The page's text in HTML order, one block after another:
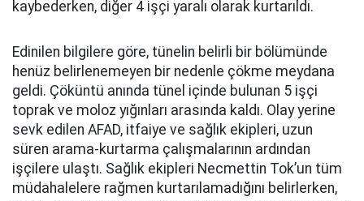
kaybederken, diğer 4 işçi yaralı olarak kurtarıldı.
Edinilen bilgilere göre, tünelin belirli bir bölümünde
henüz belirlenemeyen bir nedenle çökme meydana
geldi. Çöküntü anında tünel içinde bulunan 5 işçi
toprak ve moloz yığınları arasında kaldı. Olay yerine
sevk edilen AFAD, itfaiye ve sağlık ekipleri, uzun
süren arama-kurtarma çalışmalarının ardından
işçilere ulaştı. Sağlık ekipleri Necmettin Tok’un tüm
müdahalelere rağmen kurtarılamadığını belirlerken,